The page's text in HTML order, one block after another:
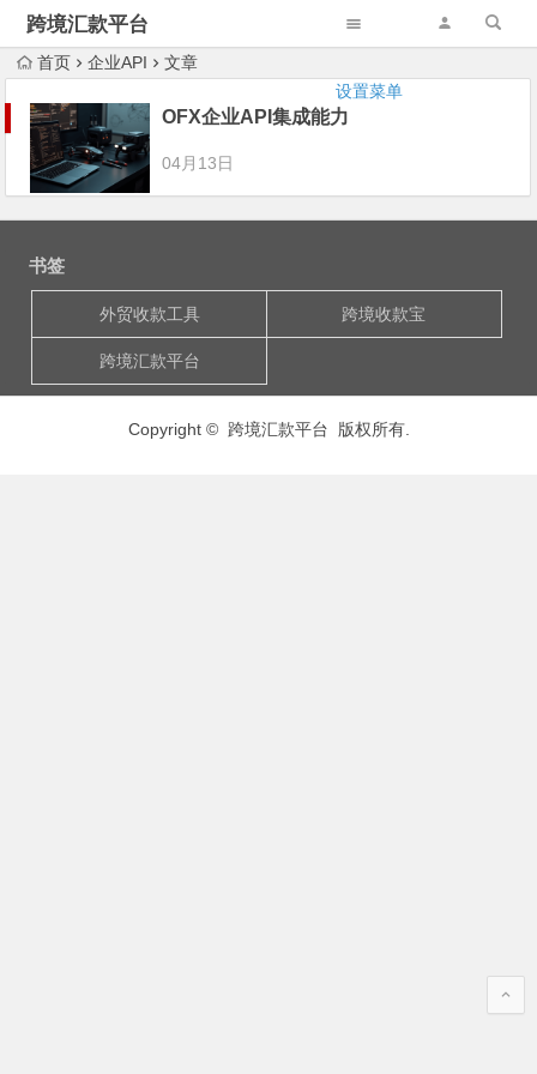
跨境汇款平台
设置菜单
首页 企业API 文章
OFX企业API集成能力
04月13日
书签
外贸收款工具 跨境收款宝
跨境汇款平台
Copyright © 跨境汇款平台 版权所有.